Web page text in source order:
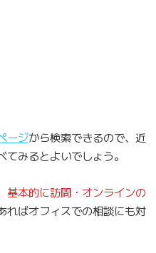
ージから検索できるので、近
みるとよいでしょう。
基本的に訪問・オンラインの
ればオフィスでの相談にも対